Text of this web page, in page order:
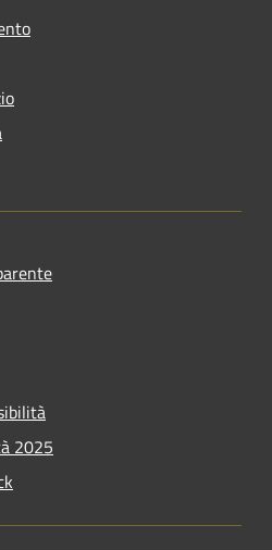
2025